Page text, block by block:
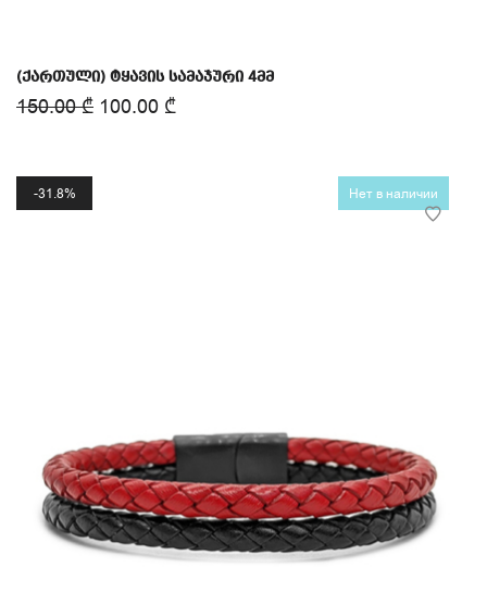
(ქართული) ტყავის სამაჯური 4მმ
150.00₾ 100.00 ₾
31.8% Нет в наличии